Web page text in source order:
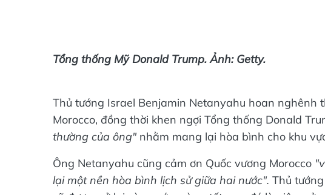
Tổng thống Mỹ Donald Trump. Ảnh: Getty.
Thủ tướng Israel Benjamin Netanyahu hoan
Morocco, đồng thời khen ngợi Tổng thống Donald
thường của ông"
nhằm mang lại hòa bình cho khu
Ông Netanyahu cũng cảm ơn Quốc vương Morocco
lại một nền hòa bình lịch sử giữa hai nước". Thủ